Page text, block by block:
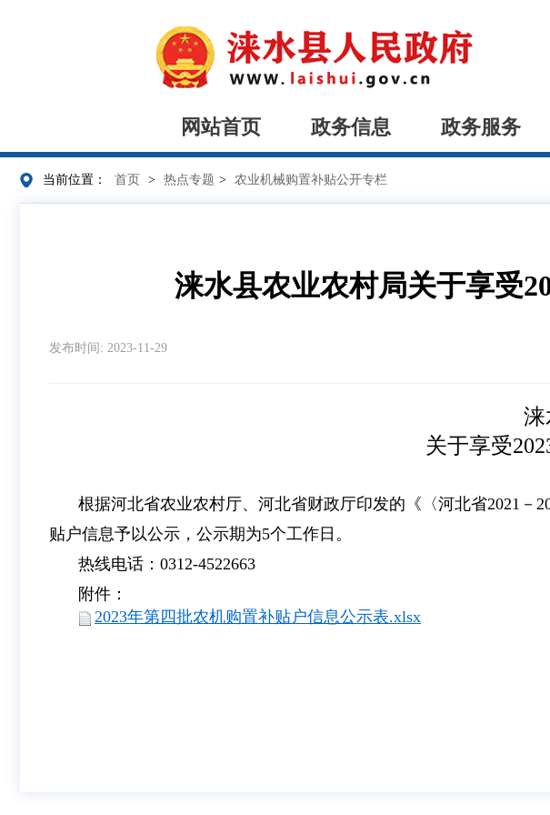
网站首页 政务信息 政务服务
当前位置： 首页 > 热点专题 > 农业机械购置补贴公开专栏
涞水县农业农村局关于享受
发布时间: 2023-11-29
涞
关于享受
根据河北省农业农村厅、河北省财政厅印发的《〈河北省2021－
贴户信息予以公示，公示期为5个工作日。
热线电话：0312-4522663
附件：
2023年第四批农机购置补贴户信息公示表.xlsx